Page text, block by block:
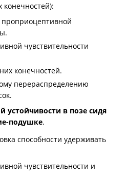
конечностей):
проприоцептивной
чувствительности
конечностей.
перераспределению
устойчивости в позе сидя
подушке.
способности удерживать
чувствительности и